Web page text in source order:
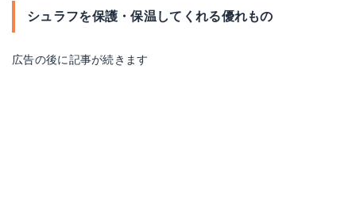
シュラフを保護・保温してくれる優れもの
広告の後に記事が続きます